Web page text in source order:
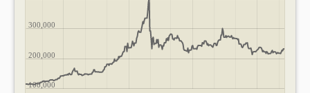
100,000
200,000
300,000